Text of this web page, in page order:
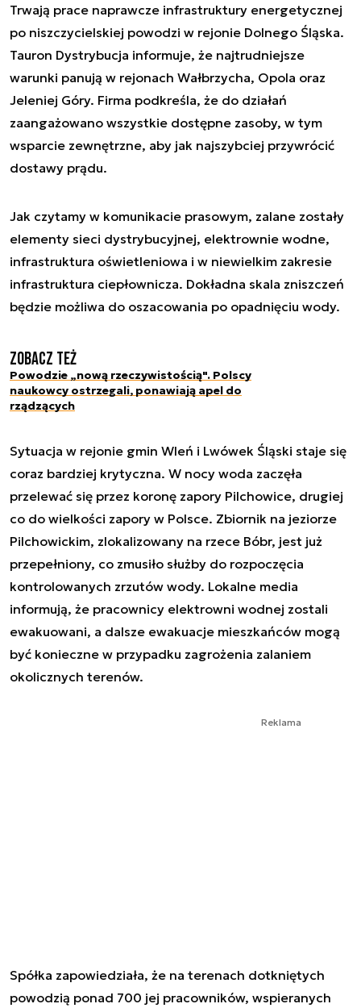
Trwają prace naprawcze infrastruktury energetycznej
po niszczycielskiej powodzi w rejonie Dolnego Śląska.
Tauron Dystrybucja informuje, że najtrudniejsze
warunki panują w rejonach Wałbrzycha, Opola oraz
Jeleniej Góry. Firma podkreśla, że do działań
zaangażowano wszystkie dostępne zasoby, w tym
wsparcie zewnętrzne, aby jak najszybciej przywrócić
dostawy prądu.
Jak czytamy w komunikacie prasowym, zalane zostały
elementy sieci dystrybucyjnej, elektrownie wodne,
infrastruktura oświetleniowa i w niewielkim zakresie
infrastruktura ciepłownicza. Dokładna skala zniszczeń
będzie możliwa do oszacowania po opadnięciu wody.
Zobacz też
Powodzie „nową rzeczywistością". Polscy
naukowcy ostrzegali, ponawiają apel do
rządzących
Sytuacja w rejonie gmin Wleń i Lwówek Śląski staje się
coraz bardziej krytyczna. W nocy woda zaczęła
przelewać się przez koronę zapory Pilchowice, drugiej
co do wielkości zapory w Polsce. Zbiornik na jeziorze
Pilchowickim, zlokalizowany na rzece Bóbr, jest już
przepełniony, co zmusiło służby do rozpoczęcia
kontrolowanych zrzutów wody. Lokalne media
informują, że pracownicy elektrowni wodnej zostali
ewakuowani, a dalsze ewakuacje mieszkańców mogą
być konieczne w przypadku zagrożenia zalaniem
okolicznych terenów.
Reklama
Spółka zapowiedziała, że na terenach dotkniętych
powodzią ponad 700 jej pracowników, wspieranych